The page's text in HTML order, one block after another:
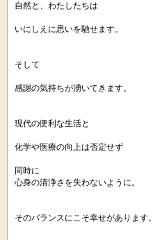
自然と、わたしたちは
いにしえに思いを馳せます。
そして
感謝の気持ちが湧いてきます。
現代の便利な生活と
化学や医療の向上は否定せず
同時に
心身の清浄さを失わないように。
そのバランスにこそ幸せがあります。